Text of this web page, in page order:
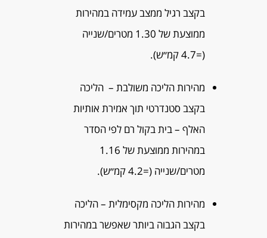
בקצב רגיל ממצב עמידה במהירות
ממוצעת של 1.30 מטרים/שנייה
(=4.7 קמ״ש).
מהירות הליכה משולבת – הליכה
בקצב סטנדרטי תוך אמירת אותיות
האלף – בית בקול רם לפי הסדר
במהירות ממוצעת של 1.16
מטרים/שנייה (=4.2 קמ״ש).
מהירות הליכה מקסימלית – הליכה
בקצב הגבוה ביותר שאפשר במהירות